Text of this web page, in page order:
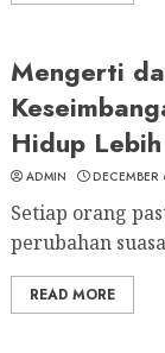
Mengerti
Hidup
ADMIN
Setiap orang
perubahan
READ MORE